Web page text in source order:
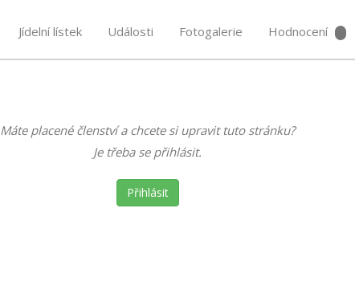
Jídelní lístek Události Fotogalerie Hodnocení
Máte placené členství a chcete si upravit tuto stránku?
Je třeba se přihlásit.
Přihlásit